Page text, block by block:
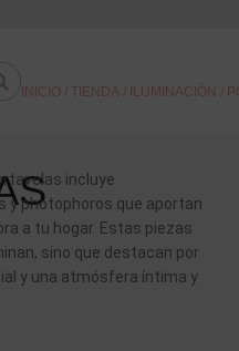
INICIO / TIENDA/ ILUMINACIÓN /
incluye
y photophoros que aportan
a tu hogar. Estas piezas
sino que destacan por
y una atmósfera íntima y